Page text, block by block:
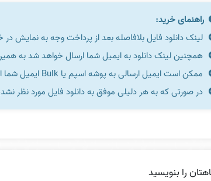
راهنمای خرید:
لینک دانلود فایل بلافاصله بعد از پرداخت وجه به نمایش در
همچنین لینک دانلود به ایمیل شما ارسال خواهد شد به
ممکن است ایمیل ارسالی به پوشه اسپم یا Bulk ایمیل شما ارسال شده باشد.
در صورتی که به هر دلیلی موفق به دانلود فایل مورد نظر
را بنویسید